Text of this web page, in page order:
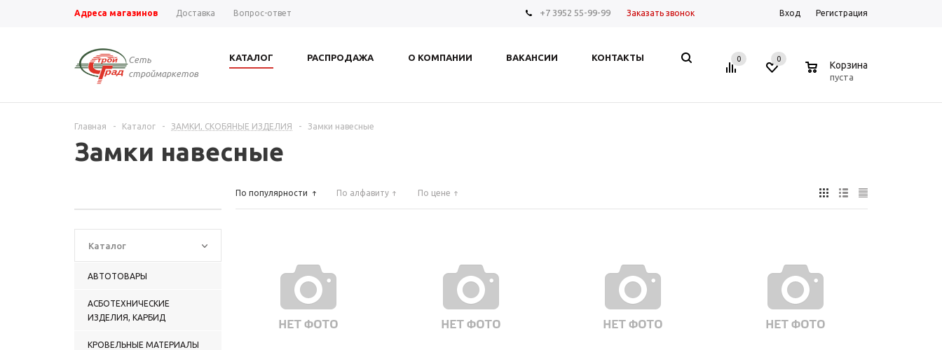
Адреса магазинов Доставка Вопрос-ответ +7 3952 55-99-99 Заказать звонок Вход Регистрация
Сеть
строймаркетов
КАТАЛОГ РАСПРОДАЖА О КОМПАНИИ ВАКАНСИИ КОНТАКТЫ 0 0
Корзина
пуста
Главная - Каталог - ЗАМКИ, СКОБЯНЫЕ ИЗДЕЛИЯ - Замки навесные
Замки навесные
Каталог
АВТОТОВАРЫ
АСБОТЕХНИЧЕСКИЕ
ИЗДЕЛИЯ, КАРБИД
КРОВЕЛЬНЫЕ МАТЕРИАЛЫ
По популярности По алфавиту По цене